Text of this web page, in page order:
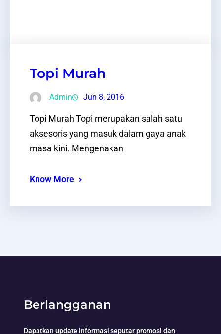
Topi Murah
Admin Jun 8, 2016
Topi Murah Topi merupakan salah satu
aksesoris yang masuk dalam gaya anak
masa kini. Mengenakan
Know More
Berlangganan
Dapatkan update informasi seputar promosi dan